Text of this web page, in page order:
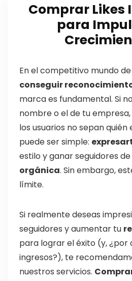
Comprar
para
En el competitivo mundo
conseguir
marca es fundamental. Si
nombre o el de tu
los usuarios no sepan quién
puede ser simple:
estilo y ganar seguidores
orgánica. Sin embargo,
límite.
Si realmente deseas
seguidores y aumentar tu
para lograr el éxito (y, ¿por
ingresos?), te
nuestros servicios.